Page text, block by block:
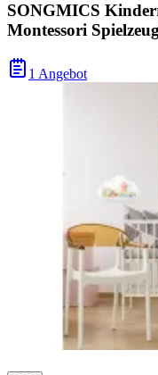
SONGMICS
Montessori
1 Angebot